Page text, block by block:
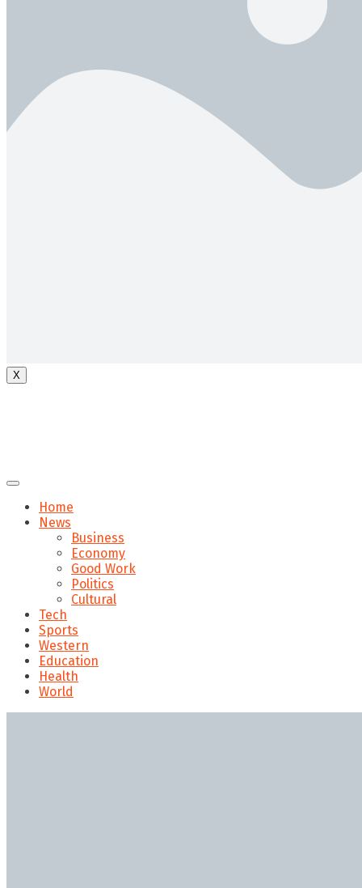
X
Home
News
Business
Economy
Good Work
Politics
Cultural
Tech
Sports
Western
Education
Health
World